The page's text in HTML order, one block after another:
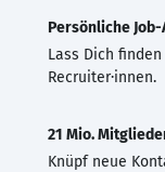
Persönliche
Lass Dich
Recruiter·innen.
21 Mio.
Knüpf neue